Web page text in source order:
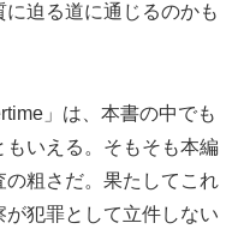
迫る道に通じるのかも
」は、本書の中でも
もいえる。そもそも本編
粗さだ。果たしてこれ
犯罪として立件しない